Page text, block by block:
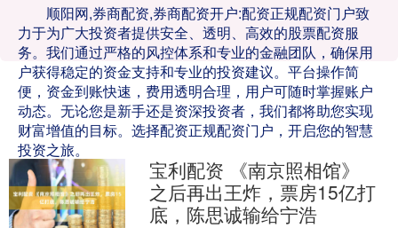
顺阳网,券商配资,券商配资开户:配资正规配资门户致
力于为广大投资者提供安全、透明、高效的股票配资服
务。我们通过严格的风控体系和专业的金融团队，确保用
户获得稳定的资金支持和专业的投资建议。平台操作简
便，资金到账快速，费用透明合理，用户可随时掌握账户
动态。无论您是新手还是资深投资者，我们都将助您实现
财富增值的目标。选择配资正规配资门户，开启您的智慧
投资之旅。
宝利配资 《南京照相馆》
之后再出王炸，票房15亿打
底，陈思诚输给宁浩